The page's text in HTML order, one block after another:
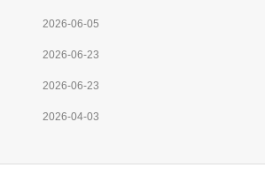
2026-06-05
2026-06-23
2026-06-23
2026-04-03